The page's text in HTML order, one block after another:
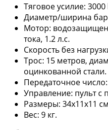
Тяговое усилие: 3000
Диаметр/ширина
Мотор:
тока, 1.2 л.с.
Скорость без
Трос: 15 метров,
оцинкованной стали.
Передаточное
Управление: пульт
Размеры: 34x11x11
Вес: 9 кг.